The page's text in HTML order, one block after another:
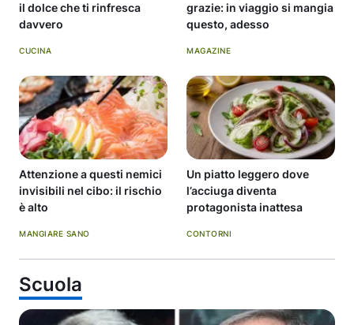
il dolce che ti rinfresca
davvero
CUCINA
grazie: in viaggio si mangia
questo, adesso
MAGAZINE
Attenzione a questi nemici
invisibili nel cibo: il rischio
è alto
MANGIARE SANO
Un piatto leggero dove
l’acciuga diventa
protagonista inattesa
CONTORNI
Scuola